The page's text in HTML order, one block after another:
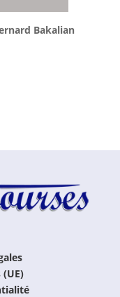
Bakalian